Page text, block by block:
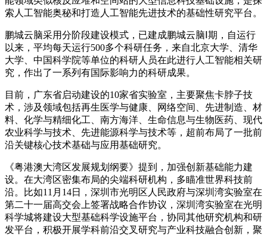
索人工智能奥秘和打造人工智能先进技术的基础性研究平台。
鹏城云脑采用分阶段建设模式，已建成鹏城云脑Ⅰ期，自运行
以来，平均每天运行500多个科研任务，来自北京大学、清华
大学、中国科学院等单位的科研人员在此进行人工智能相关研
究，作出了一系列有国际影响力的科研成果。
目前，广东省启动建设的10家省实验室，主要聚焦卡脖子技
术，涉及领域包括再生医学与健康、网络空间、先进制造、材
料、化学与精细化工、南方海洋、生命信息与生物医药、现代
农业科学与技术、先进能源科学与技术等，超前布局了一批前
沿关键核心技术基础与应用基础研究。
《粤港澳大湾区发展规划纲要》提到，加强创新基础能力建
设。在大湾区密集布局的尖端科研机构，多瞄准世界科技前
沿。比如11月14日，深圳市光明区人民政府与深圳湾实验室在
第二十一届高交会上签署战略合作协议，深圳湾实验室在光明
科学城将建设大型基础科学设施平台，协同其他研究机构和研
发平台，积极开展学科前沿交叉研究与产业科技融合创新，聚